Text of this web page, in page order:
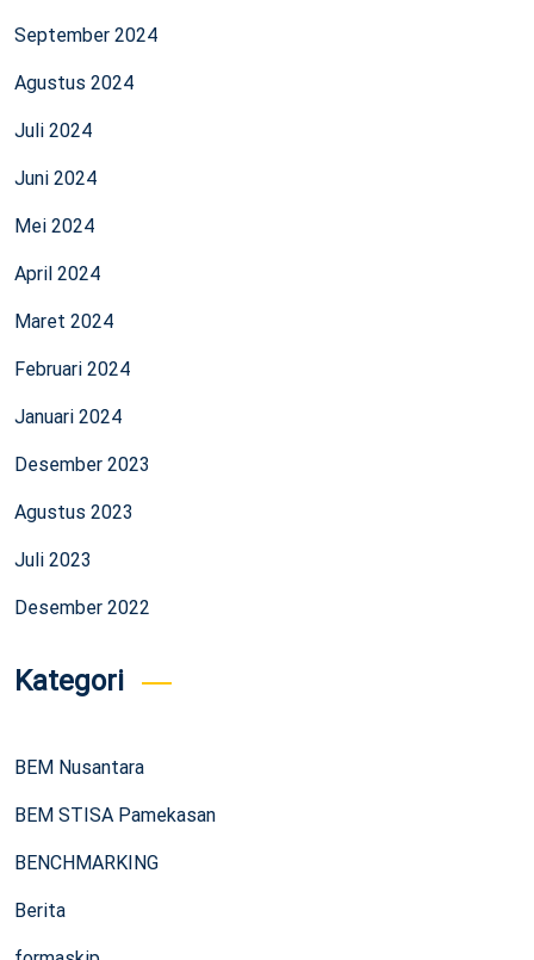
September 2024
Agustus 2024
Juli 2024
Juni 2024
Mei 2024
April 2024
Maret 2024
Februari 2024
Januari 2024
Desember 2023
Agustus 2023
Juli 2023
Desember 2022
Kategori
BEM Nusantara
BEM STISA Pamekasan
BENCHMARKING
Berita